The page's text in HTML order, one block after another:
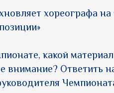
хореографа на
какой
внимание? Ответить